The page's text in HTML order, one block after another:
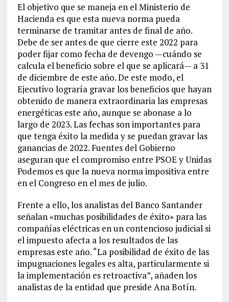
El objetivo que se maneja en el Ministerio de
Hacienda es que esta nueva norma pueda
terminarse de tramitar antes de final de año.
Debe de ser antes de que cierre este 2022 para
poder fijar como fecha de devengo —cuándo se
calcula el beneficio sobre el que se aplicará— a 31
de diciembre de este año. De este modo, el
Ejecutivo lograría gravar los beneficios que hayan
obtenido de manera extraordinaria las empresas
energéticas este año, aunque se abonase a lo
largo de 2023. Las fechas son importantes para
que tenga éxito la medida y se puedan gravar las
ganancias de 2022. Fuentes del Gobierno
aseguran que el compromiso entre PSOE y Unidas
Podemos es que la nueva norma impositiva entre
en el Congreso en el mes de julio.
Frente a ello, los analistas del Banco Santander
señalan «muchas posibilidades de éxito» para las
compañías eléctricas en un contencioso judicial si
el impuesto afecta a los resultados de las
empresas este año. “La posibilidad de éxito de las
impugnaciones legales es alta, particularmente si
la implementación es retroactiva”, añaden los
analistas de la entidad que preside Ana Botín.